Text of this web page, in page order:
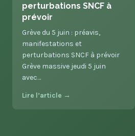
perturbations SNCF à
prévoir
Grève du 5 juin : préavis,
manifestations et
perturbations SNCF à prévoir
Grève massive jeudi 5 juin
avec…
Lire l’article →